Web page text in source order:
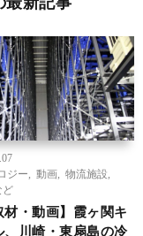
ジー
動画 物流施設
ど
材・動画】霞ヶ関キ
、川崎・東扇島の冷